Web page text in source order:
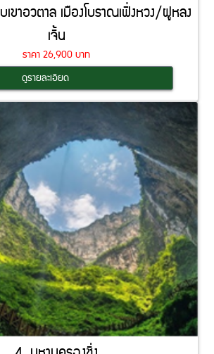
เขาอวตาล เมืองโบราณเฟิ่งหวง/ฝูหลง
เจิ้น
ราคา 26,900 บาท
Coming Soon
ดูรายละเอียด